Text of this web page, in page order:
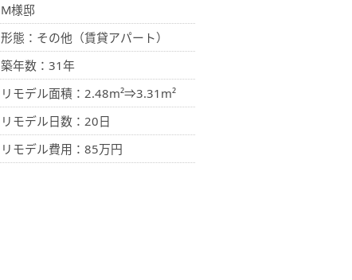
M様邸
形態：その他（賃貸アパート）
築年数：31年
リモデル面積：2.48m²⇒3.31m²
リモデル日数：20日
リモデル費用：85万円